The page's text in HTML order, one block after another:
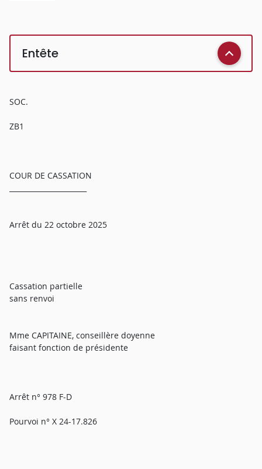
Entête
SOC.
ZB1
COUR DE CASSATION
Arrêt du 22 octobre 2025
Cassation partielle
sans renvoi
Mme CAPITAINE, conseillère doyenne
faisant fonction de présidente
Arrêt n° 978 F-D
Pourvoi n° X 24-17.826